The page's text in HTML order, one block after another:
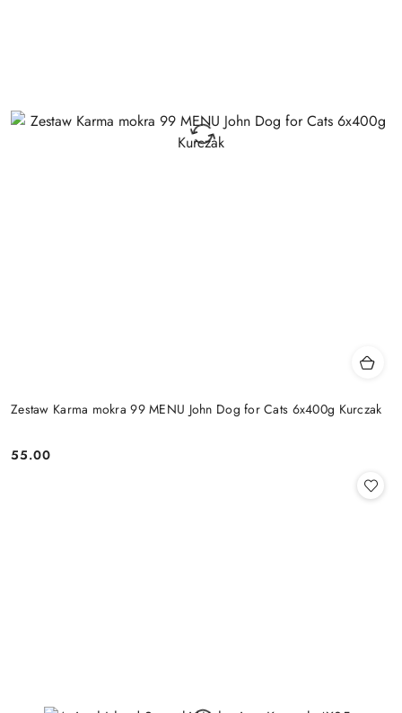
Zestaw Karma mokra 99 MENU John Dog for Cats 6x400g Kurczak
Cena:
55.00